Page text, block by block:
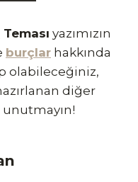
Teması yazımızın
burçlar hakkında
olabileceğiniz,
diğer
unutmayın!